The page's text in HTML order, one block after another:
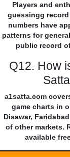
Players and
guessingg
numbers have
patterns for
public record
Q12. How
a1satta.com
game charts in
Disawar,
of other markets.
available